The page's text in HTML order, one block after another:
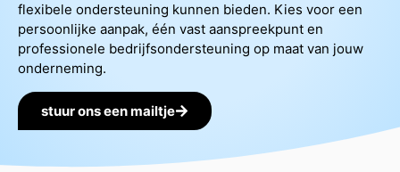
flexibele ondersteuning kunnen bieden. Kies voor een
persoonlijke aanpak, één vast aanspreekpunt en
professionele bedrijfsondersteuning op maat van jouw
onderneming.
stuur ons een mailtje